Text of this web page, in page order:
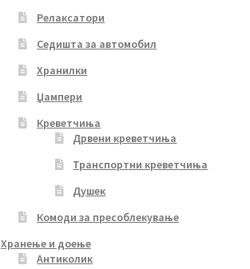
Релаксатори
Седишта за автомобил
Хранилки
Џампери
Креветчиња
Дрвени креветчиња
Транспортни креветчиња
Душек
Комоди за пресоблекување
Хранење и доење
Антиколик